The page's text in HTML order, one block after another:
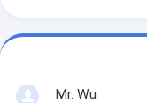
Mr. Wu